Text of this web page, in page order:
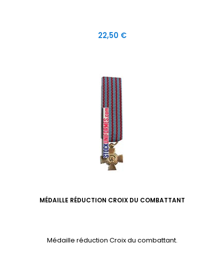
Prix
22,50 €
MÉDAILLE RÉDUCTION CROIX DU COMBATTANT
Médaille réduction Croix du combattant.